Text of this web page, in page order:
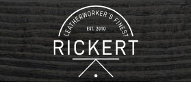
Hauptinhalt springen
Zur Suche springen
Zur Hauptnavigation springen